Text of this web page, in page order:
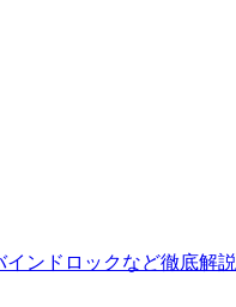
ンドロックなど徹底解説